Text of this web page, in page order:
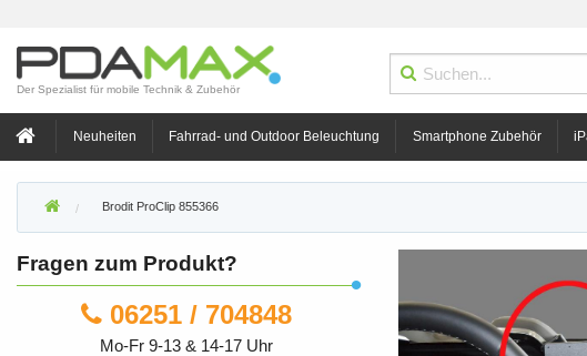
Der Spezialist für mobile Technik & Zubehör
Neuheiten Fahrrad- und Outdoor Beleuchtung Smartphone Zubehör
Brodit ProClip 855366
Fragen zum Produkt?
06251 / 704848
Mo-Fr 9-13 & 14-17 Uhr